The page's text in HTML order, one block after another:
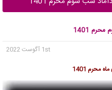
1401
1st آگوست 2022
محرم 1401